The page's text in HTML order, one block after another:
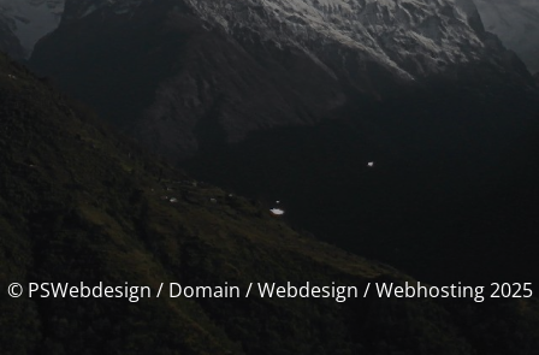
© PSWebdesign / Domain / Webdesign / Webhosting 2025